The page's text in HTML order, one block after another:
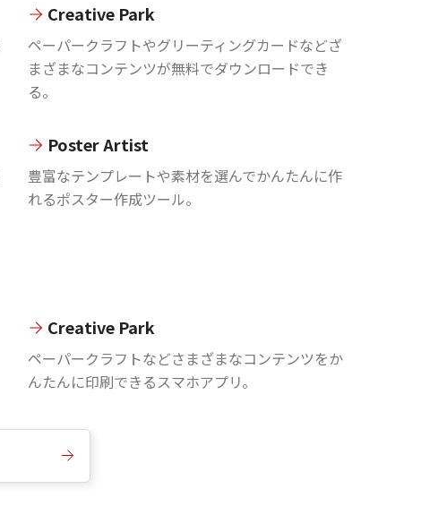
Creative Park
ペーパークラフトやグリーティングカードなどざ
まざまなコンテンツが無料でダウンロードでき
る。
Poster Artist
豊富なテンプレートや素材を選んでかんたんに作
れるポスター作成ツール。
Creative Park
ペーパークラフトなどさまざまなコンテンツをか
んたんに印刷できるスマホアプリ。